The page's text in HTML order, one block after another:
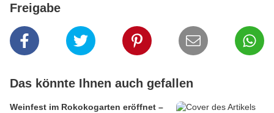
Freigabe
Das könnte Ihnen auch gefallen
Weinfest im Rokokogarten eröffnet –